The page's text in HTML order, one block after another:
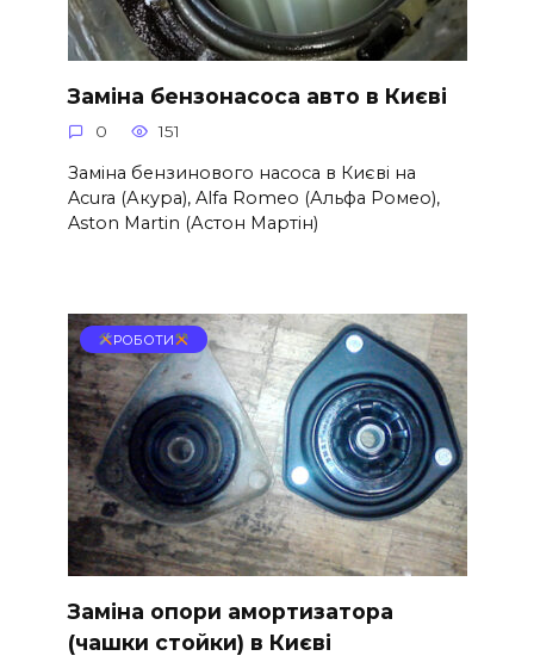
Заміна бензонасоса авто в Києві
0 151
Заміна бензинового насоса в Києві на
Acura (Акура), Alfa Romeo (Альфа Ромео),
Aston Martin (Астон Мартін)
РОБОТИ
Заміна опори амортизатора
(чашки стойки) в Києві